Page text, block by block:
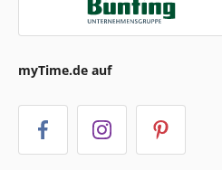
myTime.de auf